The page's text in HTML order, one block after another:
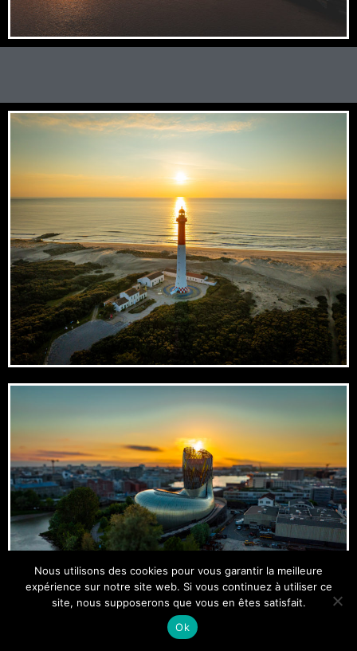
Nous utilisons des cookies pour vous garantir la meilleure
expérience sur notre site web. Si vous continuez à utiliser ce
site, nous supposerons que vous en êtes satisfait.
Ok